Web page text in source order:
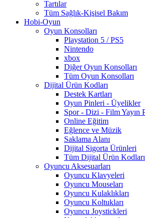
Tartılar
Tüm Sağlık-Kişisel Bakım
Hobi-Oyun
Oyun Konsolları
Playstation 5 / PS5
Nintendo
xbox
Diğer Oyun Konsolları
Tüm Oyun Konsolları
Dijital Ürün Kodları
Destek Kartları
Oyun Pinleri - Üyelikler
Spor - Dizi - Film Yayın
Online Eğitim
Eğlence ve Müzik
Saklama Alanı
Dijital Sigorta Ürünleri
Tüm Dijital Ürün Kodları
Oyuncu Aksesuarları
Oyuncu Klavyeleri
Oyuncu Mouseları
Oyuncu Kulaklıkları
Oyuncu Koltukları
Oyuncu Joystickleri